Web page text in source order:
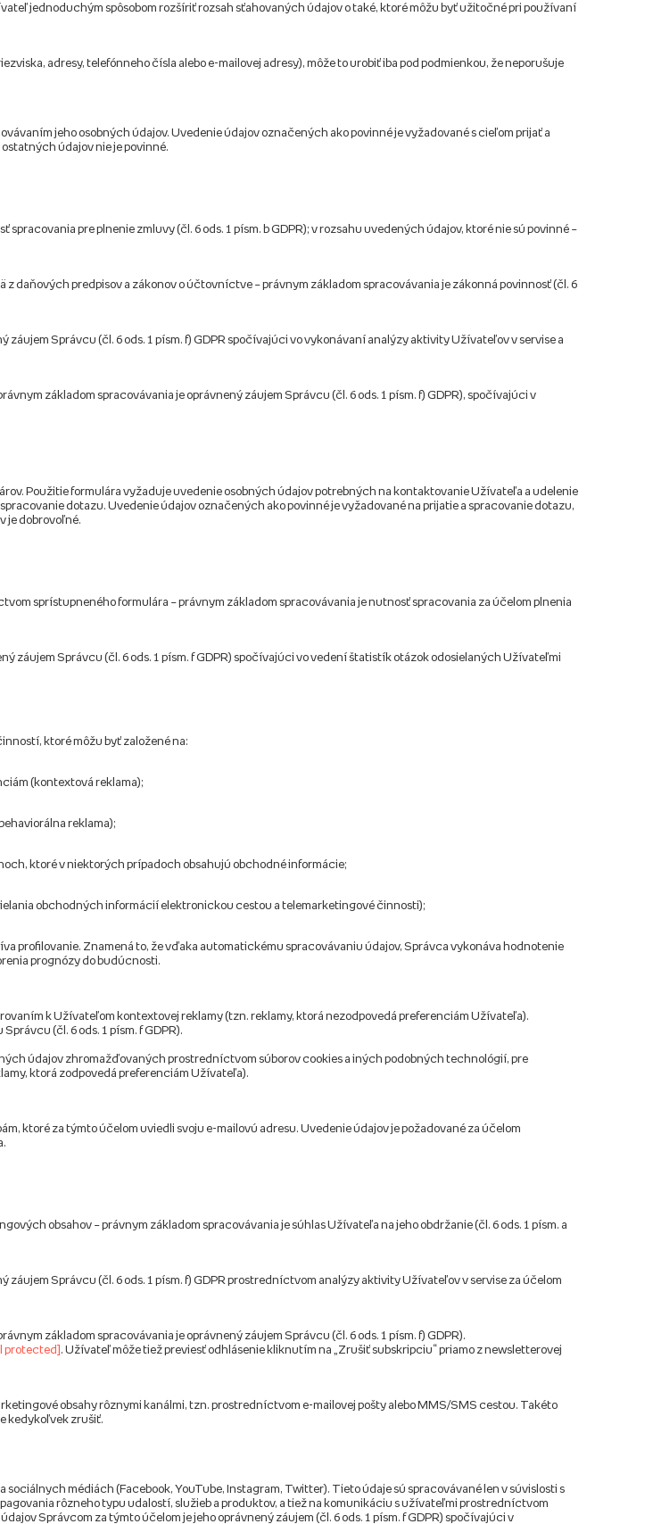
jednoduchým spôsobom rozšíriť rozsah sťahovaných údajov o také, ktoré môžu byť užitočné pri používaní
adresy, telefónneho čísla alebo e-mailovej adresy), môže to urobiť iba pod podmienkou, že neporušuje
jeho osobných údajov. Uvedenie údajov označených ako povinné je vyžadované s cieľom prijať a
údajov nie je povinné.
pre plnenie zmluvy (čl. 6 ods. 1 písm. b GDPR); v rozsahu uvedených údajov, ktoré nie sú povinné –
daňových predpisov a zákonov o účtovníctve – právnym základom spracovávania je zákonná povinnosť (čl. 6
Správcu (čl. 6 ods. 1 písm. f) GDPR spočívajúci vo vykonávaní analýzy aktivity Užívateľov v servise a
základom spracovávania je oprávnený záujem Správcu (čl. 6 ods. 1 písm. f) GDPR), spočívajúci v
Použitie formulára vyžaduje uvedenie osobných údajov potrebných na kontaktovanie Užívateľa a udelenie
dotazu. Uvedenie údajov označených ako povinné je vyžadované na prijatie a spracovanie dotazu,
je dobrovoľné.
sprístupneného formulára – právnym základom spracovávania je nutnosť spracovania za účelom plnenia
záujem Správcu (čl. 6 ods. 1 písm. f GDPR) spočívajúci vo vedení štatistík otázok odosielaných Užívateľmi
ktoré môžu byť založené na:
(kontextová reklama);
reklama);
ktoré v niektorých prípadoch obsahujú obchodné informácie;
obchodných informácií elektronickou cestou a telemarketingové činnosti);
profilovanie. Znamená to, že vďaka automatickému spracovávaniu údajov, Správca vykonáva hodnotenie
prognózy do budúcnosti.
k Užívateľom kontextovej reklamy (tzn. reklamy, ktorá nezodpovedá preferenciám Užívateľa).
(čl. 6 ods. 1 písm. f GDPR).
údajov zhromažďovaných prostredníctvom súborov cookies a iných podobných technológií, pre
ktorá zodpovedá preferenciám Užívateľa).
ktoré za týmto účelom uviedli svoju e-mailovú adresu. Uvedenie údajov je požadované za účelom
obsahov – právnym základom spracovávania je súhlas Užívateľa na jeho obdržanie (čl. 6 ods. 1 písm. a
Správcu (čl. 6 ods. 1 písm. f) GDPR prostredníctvom analýzy aktivity Užívateľov v servise za účelom
základom spracovávania je oprávnený záujem Správcu (čl. 6 ods. 1 písm. f) GDPR).
protected] . Užívateľ môže tiež previesť odhlásenie kliknutím na „Zrušiť subskripciu“ priamo z newsletterovej
obsahy rôznymi kanálmi, tzn. prostredníctvom e-mailovej pošty alebo MMS/SMS cestou. Takéto
kedykoľvek zrušiť.
médiách (Facebook, YouTube, Instagram, Twitter). Tieto údaje sú spracovávané len v súvislosti s
rôzneho typu udalostí, služieb a produktov, a tiež na komunikáciu s užívateľmi prostredníctvom
Správcom za týmto účelom je jeho oprávnený záujem (čl. 6 ods. 1 písm. f GDPR) spočívajúci v